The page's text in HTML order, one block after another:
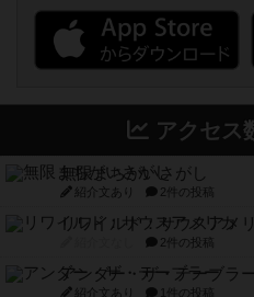
アクセス
無限まちがいさがし
紹介文あり 2件の投稿
リワイルド：サウスアメ
2件の投稿
アンダー・ザ・テーブラー
紹介文あり 1件の投稿